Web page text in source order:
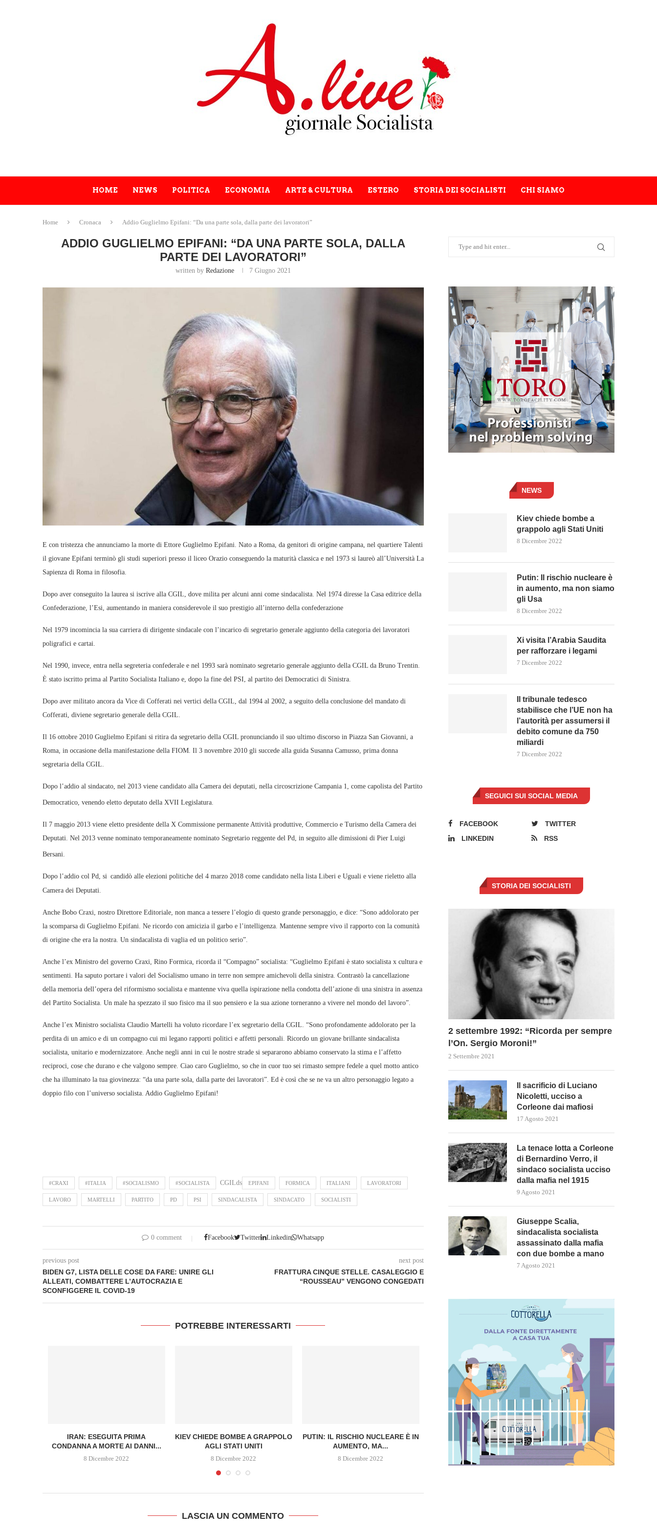
HOME NEWS POLITICA ECONOMIA ARTE & CULTURA ESTERO STORIA DEI SOCIALISTI CHI SIAMO
Home Cronaca Addio Guglielmo Epifani: “Da una parte sola, dalla parte dei lavoratori”
ADDIO GUGLIELMO EPIFANI: “DA UNA PARTE SOLA, DALLA
PARTE DEI LAVORATORI”
written by Redazione 7 Giugno 2021
E con tristezza che annunciamo la morte di Ettore Guglielmo Epifani. Nato a Roma, da genitori di origine campana, nel quartiere Talenti
il giovane Epifani terminò gli studi superiori presso il liceo Orazio conseguendo la maturità classica e nel 1973 si laureò all’Università La
Sapienza di Roma in filosofia.
Dopo aver conseguito la laurea si iscrive alla CGIL, dove milita per alcuni anni come sindacalista. Nel 1974 diresse la Casa editrice della
Confederazione, l’Esi, aumentando in maniera considerevole il suo prestigio all’interno della confederazione
Nel 1979 incomincia la sua carriera di dirigente sindacale con l’incarico di segretario generale aggiunto della categoria dei lavoratori
poligrafici e cartai.
Nel 1990, invece, entra nella segreteria confederale e nel 1993 sarà nominato segretario generale aggiunto della CGIL da Bruno Trentin.
È stato iscritto prima al Partito Socialista Italiano e, dopo la fine del PSI, al partito dei Democratici di Sinistra.
Dopo aver militato ancora da Vice di Cofferati nei vertici della CGIL, dal 1994 al 2002, a seguito della conclusione del mandato di
Cofferati, diviene segretario generale della CGIL.
Il 16 ottobre 2010 Guglielmo Epifani si ritira da segretario della CGIL pronunciando il suo ultimo discorso in Piazza San Giovanni, a
Roma, in occasione della manifestazione della FIOM. Il 3 novembre 2010 gli succede alla guida Susanna Camusso, prima donna
segretaria della CGIL.
Dopo l’addio al sindacato, nel 2013 viene candidato alla Camera dei deputati, nella circoscrizione Campania 1, come capolista del Partito
Democratico, venendo eletto deputato della XVII Legislatura.
Il 7 maggio 2013 viene eletto presidente della X Commissione permanente Attività produttive, Commercio e Turismo della Camera dei
Deputati. Nel 2013 venne nominato temporaneamente nominato Segretario reggente del Pd, in seguito alle dimissioni di Pier Luigi
Bersani.
Dopo l’addio col Pd, si candidò alle elezioni politiche del 4 marzo 2018 come candidato nella lista Liberi e Uguali e viene rieletto alla
Camera dei Deputati.
Anche Bobo Craxi, nostro Direttore Editoriale, non manca a tessere l’elogio di questo grande personaggio, e dice: “Sono addolorato per
la scomparsa di Guglielmo Epifani. Ne ricordo con amicizia il garbo e l’intelligenza. Mantenne sempre vivo il rapporto con la comunità
di origine che era la nostra. Un sindacalista di vaglia ed un politico serio”.
Anche l’ex Ministro del governo Craxi, Rino Formica, ricorda il “Compagno” socialista: “Guglielmo Epifani è stato socialista x cultura e
sentimenti. Ha saputo portare i valori del Socialismo umano in terre non sempre amichevoli della sinistra. Contrastò la cancellazione
della memoria dell’opera del riformismo socialista e mantenne viva quella ispirazione nella condotta dell’azione di una sinistra in assenza
del Partito Socialista. Un male ha spezzato il suo fisico ma il suo pensiero e la sua azione torneranno a vivere nel mondo del lavoro”.
Anche l’ex Ministro socialista Claudio Martelli ha voluto ricordare l’ex segretario della CGIL. “Sono profondamente addolorato per la
perdita di un amico e di un compagno cui mi legano rapporti politici e affetti personali. Ricordo un giovane brillante sindacalista
socialista, unitario e modernizzatore. Anche negli anni in cui le nostre strade si separarono abbiamo conservato la stima e l’affetto
reciproci, cose che durano e che valgono sempre. Ciao caro Guglielmo, so che in cuor tuo sei rimasto sempre fedele a quel motto antico
che ha illuminato la tua giovinezza: “da una parte sola, dalla parte dei lavoratori”. Ed è così che se ne va un altro personaggio legato a
doppio filo con l’universo socialista. Addio Guglielmo Epifani!
#CRAXI #ITALIA #SOCIALISMO #SOCIALISTA CGILds EPIFANI FORMICA ITALIANI LAVORATORI
LAVORO MARTELLI PARTITO PD PSI SINDACALISTA SINDACATO SOCIALISTI
0 comment Facebook Twitter Linkedin Whatsapp
previous post
BIDEN G7, LISTA DELLE COSE DA FARE: UNIRE GLI
ALLEATI, COMBATTERE L’AUTOCRAZIA E
SCONFIGGERE IL COVID-19
next post
FRATTURA CINQUE STELLE. CASALEGGIO E
“ROUSSEAU” VENGONO CONGEDATI
POTREBBE INTERESSARTI
IRAN: ESEGUITA PRIMA
CONDANNA A MORTE AI DANNI...
8 Dicembre 2022
KIEV CHIEDE BOMBE A GRAPPOLO
AGLI STATI UNITI
8 Dicembre 2022
PUTIN: IL RISCHIO NUCLEARE È IN
AUMENTO, MA...
8 Dicembre 2022
XI VISITA L’ARABIA SAUDITA PER
RAFFORZARE I LEGAMI
7 Dicembre 2022
IL TRIBUNALE TEDESCO
STABILISCE CHE L’UE NON
7 Dicembre 2022
LASCIA UN COMMENTO
NEWS
Kiev chiede bombe a
grappolo agli Stati Uniti
8 Dicembre 2022
Putin: Il rischio nucleare è
in aumento, ma non siamo
gli Usa
8 Dicembre 2022
Xi visita l’Arabia Saudita
per rafforzare i legami
7 Dicembre 2022
Il tribunale tedesco
stabilisce che l’UE non ha
l’autorità per assumersi il
debito comune da 750
miliardi
7 Dicembre 2022
SEGUICI SUI SOCIAL MEDIA
FACEBOOK
TWITTER
LINKEDIN
RSS
STORIA DEI SOCIALISTI
2 settembre 1992: “Ricorda per sempre
l’On. Sergio Moroni!”
2 Settembre 2021
Il sacrificio di Luciano
Nicoletti, ucciso a
Corleone dai mafiosi
17 Agosto 2021
La tenace lotta a Corleone
di Bernardino Verro, il
sindaco socialista ucciso
dalla mafia nel 1915
9 Agosto 2021
Giuseppe Scalia,
sindacalista socialista
assassinato dalla mafia
con due bombe a mano
7 Agosto 2021